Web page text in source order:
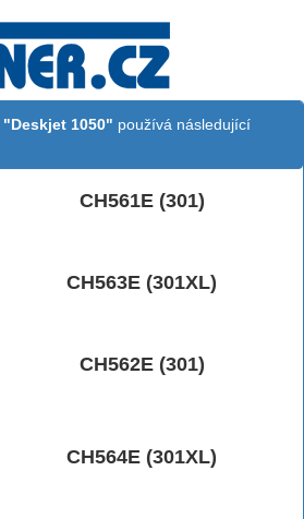
"Deskjet 1050" používá následující
CH561E (301)
CH563E (301XL)
CH562E (301)
CH564E (301XL)